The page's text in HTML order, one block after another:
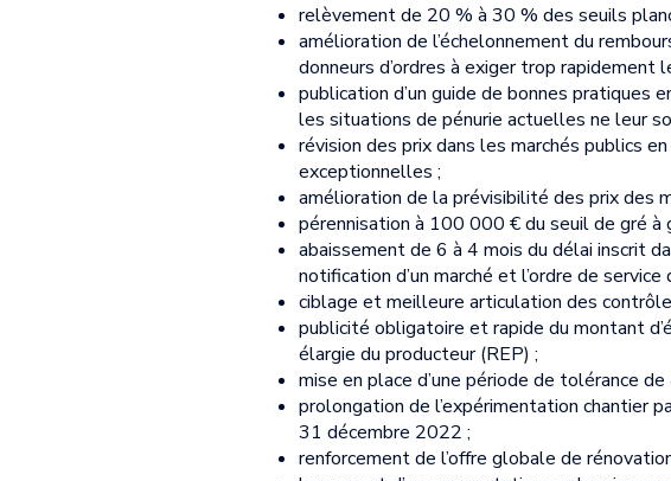
relèvement de 20 % à 30 % des seuils
amélioration de l’échelonnement du
donneurs d’ordres à exiger trop rapidement
publication d’un guide de bonnes
les situations de pénurie actuelles ne leur
révision des prix dans les marchés publics
exceptionnelles ;
amélioration de la prévisibilité des prix des
pérennisation à 100 000 € du seuil de gré à
abaissement de 6 à 4 mois du délai inscrit
notification d’un marché et l’ordre de
ciblage et meilleure articulation des
publicité obligatoire et rapide du montant
élargie du producteur (REP) ;
mise en place d’une période de tolérance
prolongation de l’expérimentation chantier
31 décembre 2022 ;
renforcement de l’offre globale de